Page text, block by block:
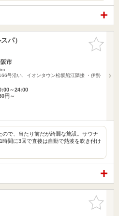
お気に入
りに追加
パ）
市
号沿い、イオンタウン松坂船江隣接 ・伊勢
～24:00
円～
ので、当たり前だが綺麗な施設。サウナ
時間に3回で直後は自動で熱波を吹き付け
お気に入
りに追加